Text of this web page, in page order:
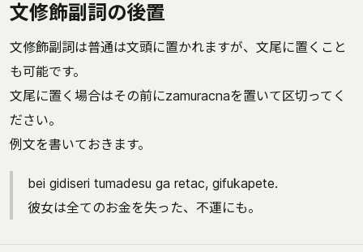
文修飾副詞の後置
文修飾副詞は普通は文頭に置かれますが、文尾に置くこと
も可能です。
文尾に置く場合はその前にzamuracnaを置いて区切ってく
ださい。
例文を書いておきます。
bei gidiseri tumadesu ga retac, gifukapete.
彼女は全てのお金を失った、不運にも。